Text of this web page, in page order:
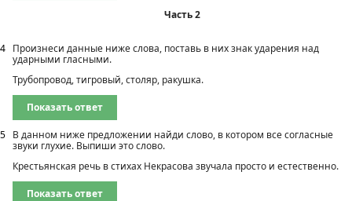
Часть 2
4
Произнеси данные ниже слова, поставь в них знак ударения над
ударными гласными.
Трубопровод, тигровый, столяр, ракушка.
Показать ответ
5
В данном ниже предложении найди слово, в котором все согласные
звуки глухие. Выпиши это слово.
Крестьянская речь в стихах Некрасова звучала просто и естественно.
Показать ответ